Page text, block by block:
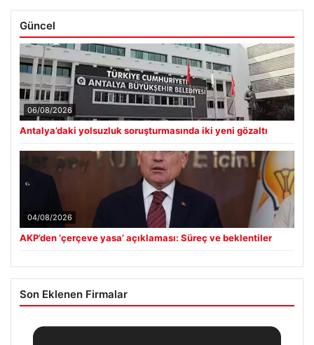
Güncel
06/08/2026
Antalya’daki yolsuzluk soruşturmasında iki yeni gözaltı
04/08/2026
AKP’den ‘çerçeve yasa’ açıklaması: Süreç ve beklentiler
Son Eklenen Firmalar